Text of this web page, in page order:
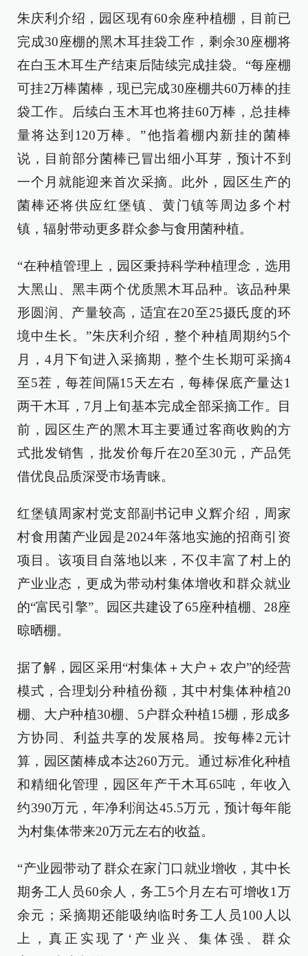
朱庆利介绍，园区现有60余座种植棚，目前已
完成30座棚的黑木耳挂袋工作，剩余30座棚将
在白玉木耳生产结束后陆续完成挂袋。“每座棚
可挂2万棒菌棒，现已完成30座棚共60万棒的挂
袋工作。后续白玉木耳也将挂60万棒，总挂棒
量将达到120万棒。”他指着棚内新挂的菌棒
说，目前部分菌棒已冒出细小耳芽，预计不到
一个月就能迎来首次采摘。此外，园区生产的
菌棒还将供应红堡镇、黄门镇等周边多个村
镇，辐射带动更多群众参与食用菌种植。
“在种植管理上，园区秉持科学种植理念，选用
大黑山、黑丰两个优质黑木耳品种。该品种果
形圆润、产量较高，适宜在20至25摄氏度的环
境中生长。”朱庆利介绍，整个种植周期约5个
月，4月下旬进入采摘期，整个生长期可采摘4
至5茬，每茬间隔15天左右，每棒保底产量达1
两干木耳，7月上旬基本完成全部采摘工作。目
前，园区生产的黑木耳主要通过客商收购的方
式批发销售，批发价每斤在20至30元，产品凭
借优良品质深受市场青睐。
红堡镇周家村党支部副书记申义辉介绍，周家
村食用菌产业园是2024年落地实施的招商引资
项目。该项目自落地以来，不仅丰富了村上的
产业业态，更成为带动村集体增收和群众就业
的“富民引擎”。园区共建设了65座种植棚、28座
晾晒棚。
据了解，园区采用“村集体＋大户＋农户”的经营
模式，合理划分种植份额，其中村集体种植20
棚、大户种植30棚、5户群众种植15棚，形成多
方协同、利益共享的发展格局。按每棒2元计
算，园区菌棒成本达260万元。通过标准化种植
和精细化管理，园区年产干木耳65吨，年收入
约390万元，年净利润达45.5万元，预计每年能
为村集体带来20万元左右的收益。
“产业园带动了群众在家门口就业增收，其中长
期务工人员60余人，务工5个月左右可增收1万
余元；采摘期还能吸纳临时务工人员100人以
上，真正实现了‘产业兴、集体强、群众